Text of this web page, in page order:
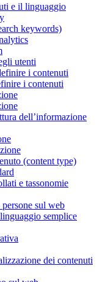
e il linguaggio
keywords)
utenti
i contenuti
i contenuti
dell’informazione
(content type)
e tassonomie
sul web
semplice
dei contenuti